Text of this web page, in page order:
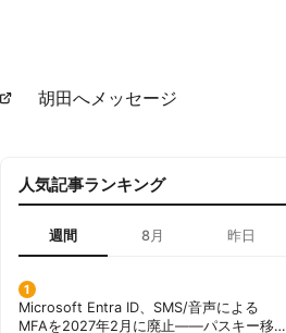
胡田へメッセージ
人気記事ランキング
週間 8月 昨日
Microsoft Entra ID、SMS/音声による
MFAを2027年2月に廃止——パスキー移